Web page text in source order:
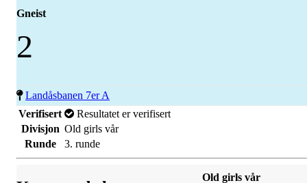
Gneist
2
Landåsbanen 7er A
Verifisert
Resultatet er verifisert
Divisjon Old girls vår
Runde
3. runde
Old girls vår